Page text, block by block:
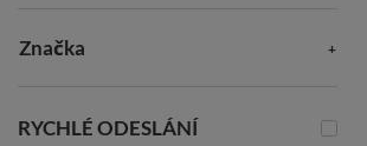
Značka
RYCHLÉ ODESLÁNÍ